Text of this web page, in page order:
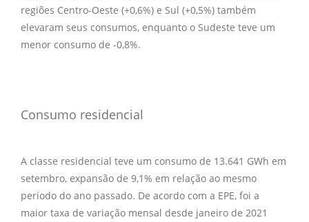
regiões Centro-Oeste (+0,6%) e Sul (+0,5%) também
elevaram seus consumos, enquanto o Sudeste teve um
menor consumo de -0,8%.
Consumo residencial
A classe residencial teve um consumo de 13.641 GWh em
setembro, expansão de 9,1% em relação ao mesmo
período do ano passado. De acordo com a EPE, foi a
maior taxa de variação mensal desde janeiro de 2021